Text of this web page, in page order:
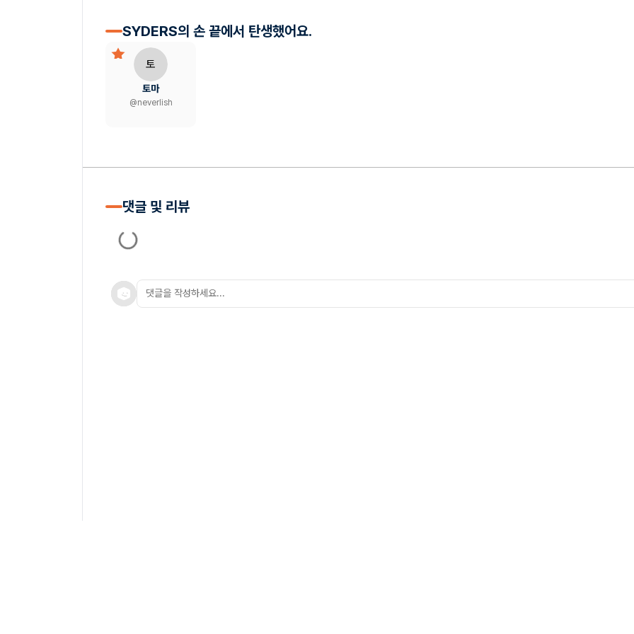
SYDERS의 손 끝에서 탄생했어요.
토
토마
@neverlish
댓글 및 리뷰